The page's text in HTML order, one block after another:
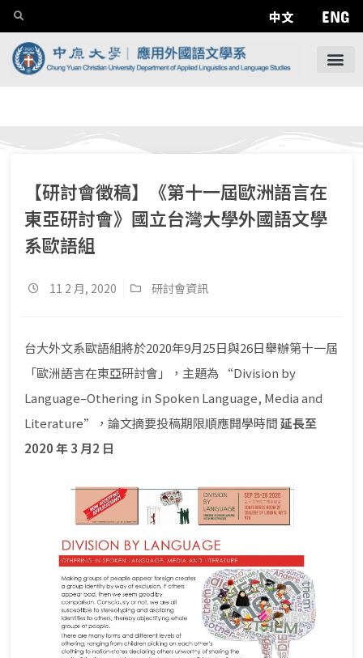
中文 ENG
【研討會徵稿】《第十一屆歐洲語言在
東亞研討會》國立台灣大學外國語文學
系歐語組
11 2 月, 2020 研討會資訊
台大外文系歐語組將於2020年9月25日與26日舉辦第十一屆
「歐洲語言在東亞研討會」，主題為 “Division by
Language–Othering in Spoken Language, Media and
Literature”，論文摘要投稿期限順應開學時間延長至
2020 年 3 月2 日